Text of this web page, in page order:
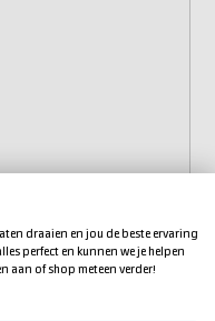
draaien en jou de beste ervaring
perfect en kunnen we je helpen
aan of shop meteen verder!